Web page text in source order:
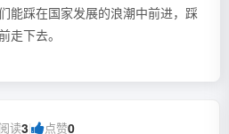
能踩在国家发展的浪潮中前进，踩
走下去。
阅读3| 点赞0